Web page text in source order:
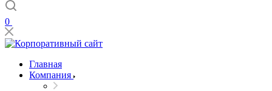
0
Главная
Компания